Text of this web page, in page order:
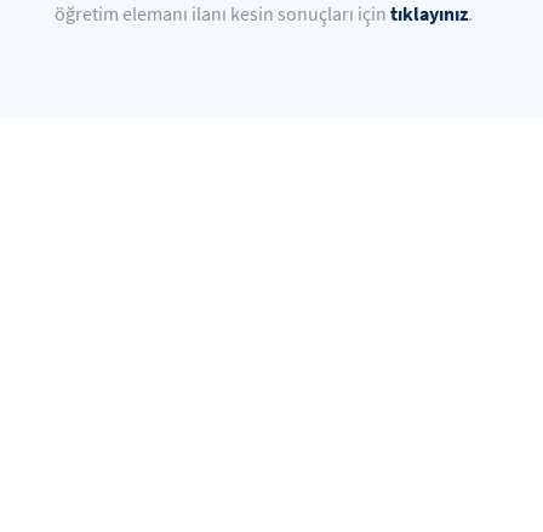
öğretim elemanı ilanı kesin sonuçları için tıklayınız.